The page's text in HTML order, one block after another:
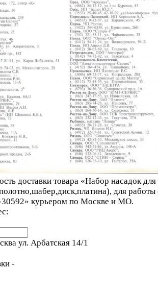
доставки товара «Набор насадок для
для работы
30592» курьером по Москве и МО.
ул. Арбатская 14/1
-